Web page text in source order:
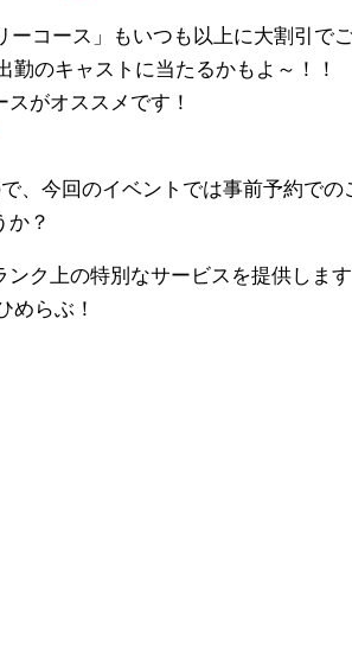
コース」もいつも以上に大割引で
のキャストに当たるかもよ～！！
がオススメです！
、今回のイベントでは事前予約での
か？
ク上の特別なサービスを提供します
めらぶ！